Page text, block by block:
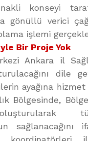
konseyi
gönüllü verici
işlemi
Bir Proje Yok
Ankara il
dile
ayağına
Bölgesinde,
sağlanacağını